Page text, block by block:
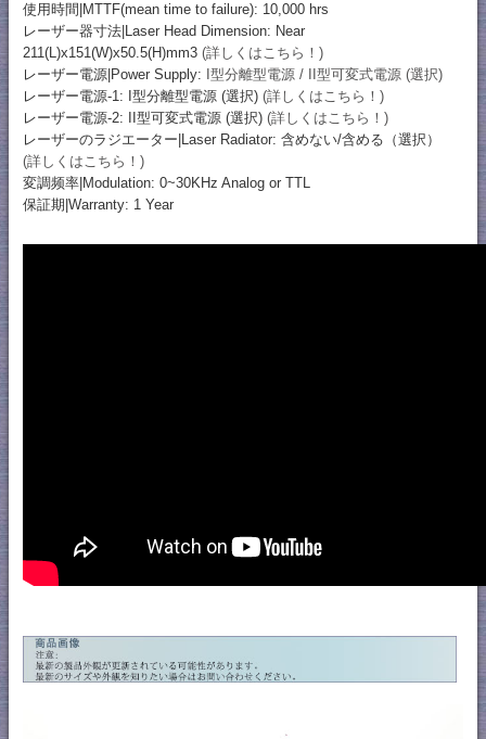
使用時間|MTTF(mean time to failure): 10,000 hrs
レーザー器寸法|Laser Head Dimension: Near
211(L)x151(W)x50.5(H)mm3 (詳しくはこちら！)
レーザー電源|Power Supply: I型分離型電源 / II型可変式電源 (選択)
レーザー電源-1: I型分離型電源 (選択) (詳しくはこちら！)
レーザー電源-2: II型可変式電源 (選択) (詳しくはこちら！)
レーザーのラジエーター|Laser Radiator: 含めない/含める（選択）
(詳しくはこちら！)
変調频率|Modulation: 0~30KHz Analog or TTL
保証期|Warranty: 1 Year